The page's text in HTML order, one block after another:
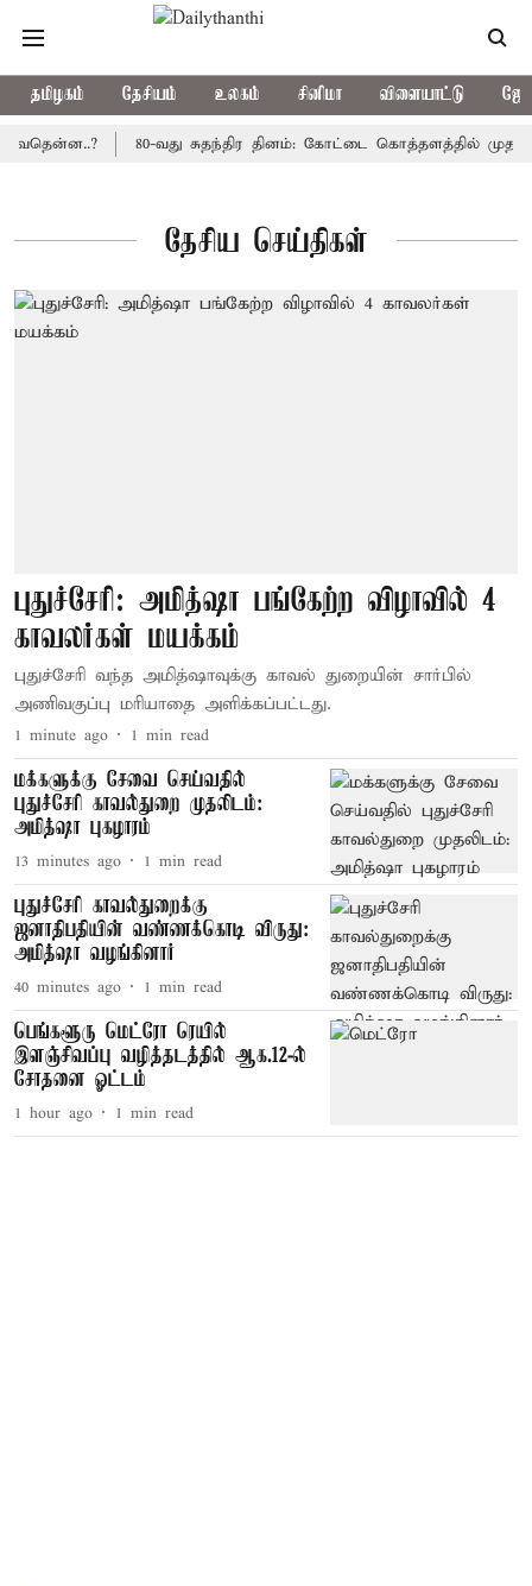
தமிழகம் தேசியம் உலகம் சினிமா விளையாட்டு
80-வது சுதந்திர தினம்: கோட்டை கொத்தளத்தில் முதல்
தேசிய செய்திகள்
புதுச்சேரி: அமித்ஷா பங்கேற்ற விழாவில் 4
காவலர்கள் மயக்கம்
புதுச்சேரி வந்த அமித்ஷாவுக்கு காவல் துறையின் சார்பில்
அணிவகுப்பு மரியாதை அளிக்கப்பட்டது.
1 minute ago 1 min read
மக்களுக்கு சேவை செய்வதில்
புதுச்சேரி காவல்துறை முதலிடம்:
அமித்ஷா புகழாரம்
13 minutes ago 1 min read
புதுச்சேரி காவல்துறைக்கு
ஜனாதிபதியின் வண்ணக்கொடி விருது:
அமித்ஷா வழங்கினார்
40 minutes ago 1 min read
பெங்களூரு மெட்ரோ ரெயில்
இளஞ்சிவப்பு வழித்தடத்தில் ஆக.12-ல்
சோதனை ஓட்டம்
1 hour ago 1 min read